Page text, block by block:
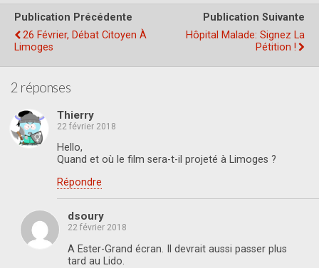
Publication Précédente
26 Février, Débat Citoyen À
Limoges
Publication Suivante
Hôpital Malade: Signez La
Pétition !
2 réponses
Thierry
22 février 2018
Hello,
Quand et où le film sera-t-il projeté à Limoges ?
Répondre
dsoury
22 février 2018
A Ester-Grand écran. Il devrait aussi passer plus
tard au Lido.